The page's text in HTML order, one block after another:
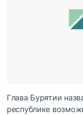
Глава Бурятии
республике